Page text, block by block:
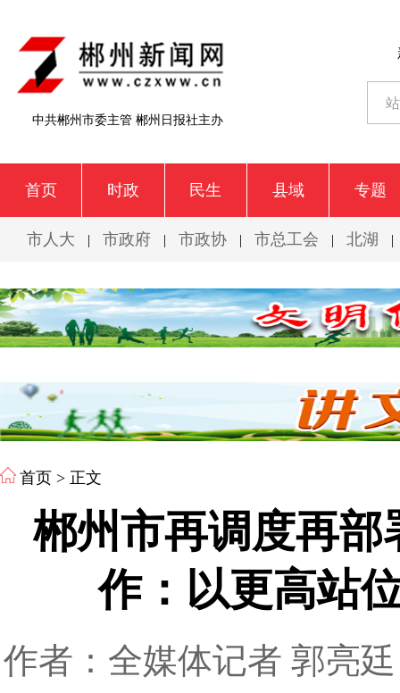
中共郴州市委主管 郴州日报社主办
首页 时政 民生 县域 专题
市人大 | 市政府 | 市政协 | 市总工会 | 北湖 |
首页 > 正文
郴州市再调度再
作：以更高站
作者：全媒体记者 郭亮廷